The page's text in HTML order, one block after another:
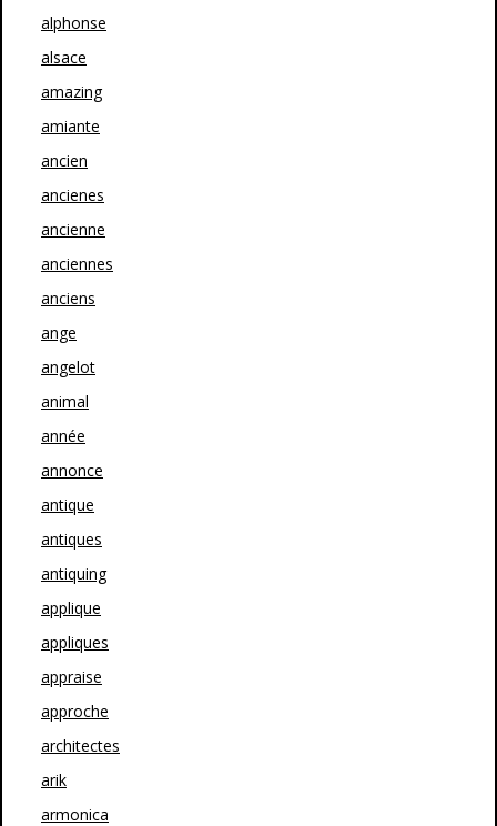
alphonse
alsace
amazing
amiante
ancien
ancienes
ancienne
anciennes
anciens
ange
angelot
animal
année
annonce
antique
antiques
antiquing
applique
appliques
appraise
approche
architectes
arik
armonica